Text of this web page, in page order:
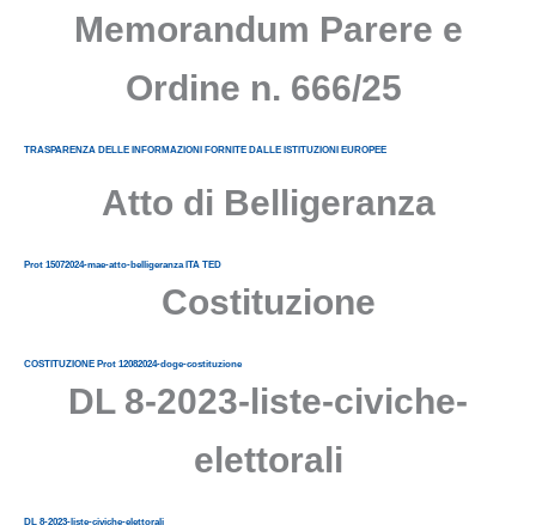
Memorandum Parere e
Ordine n. 666/25
TRASPARENZA DELLE INFORMAZIONI FORNITE DALLE ISTITUZIONI EUROPEE
Atto di Belligeranza
Prot 15072024-mae-atto-belligeranza ITA TED
Costituzione
COSTITUZIONE Prot 12082024-doge-costituzione
DL 8-2023-liste-civiche-
elettorali
DL 8-2023-liste-civiche-elettorali